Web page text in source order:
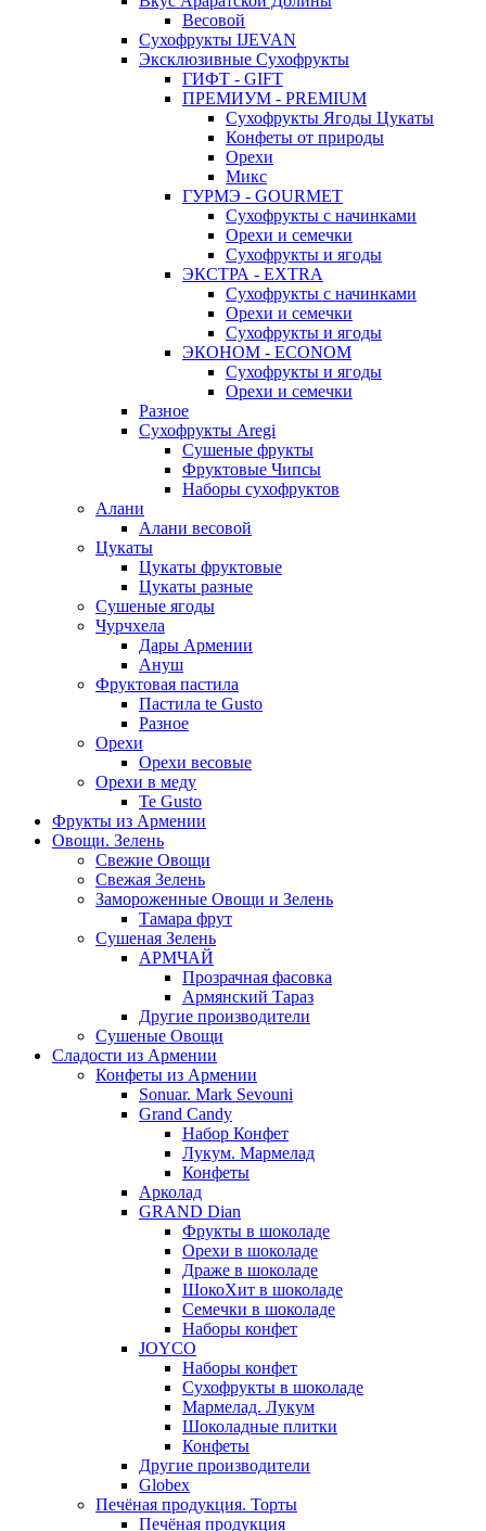
Весовой
Сухофрукты IJEVAN
Эксклюзивные Сухофрукты
ГИФТ - GIFT
ПРЕМИУМ - PREMIUM
Сухофрукты Ягоды Цукаты
Конфеты от природы
Орехи
Микс
ГУРМЭ - GOURMET
Сухофрукты с начинками
Орехи и семечки
Сухофрукты и ягоды
ЭКСТРА - EXTRA
Сухофрукты с начинками
Орехи и семечки
Сухофрукты и ягоды
ЭКОНОМ - ECONOM
Сухофрукты и ягоды
Орехи и семечки
Разное
Сухофрукты Aregi
Сушеные фрукты
Фруктовые Чипсы
Наборы сухофруктов
Алани
Алани весовой
Цукаты
Цукаты фруктовые
Цукаты разные
Сушеные ягоды
Чурчхела
Дары Армении
Ануш
Фруктовая пастила
Пастила te Gusto
Разное
Орехи
Орехи весовые
Орехи в меду
Te Gusto
Фрукты из Армении
Овощи. Зелень
Свежие Овощи
Свежая Зелень
Замороженные Овощи и Зелень
Тамара фрут
Сушеная Зелень
АРМЧАЙ
Прозрачная фасовка
Армянский Тараз
Другие производители
Сушеные Овощи
Сладости из Армении
Конфеты из Армении
Sonuar. Mark Sevouni
Grand Candy
Набор Конфет
Лукум. Мармелад
Конфеты
Арколад
GRAND Dian
Фрукты в шоколаде
Орехи в шоколаде
Драже в шоколаде
ШокоХит в шоколаде
Семечки в шоколаде
Наборы конфет
JOYCO
Наборы конфет
Сухофрукты в шоколаде
Мармелад. Лукум
Шоколадные плитки
Конфеты
Другие производители
Globex
Печёная продукция. Торты
Печёная продукция